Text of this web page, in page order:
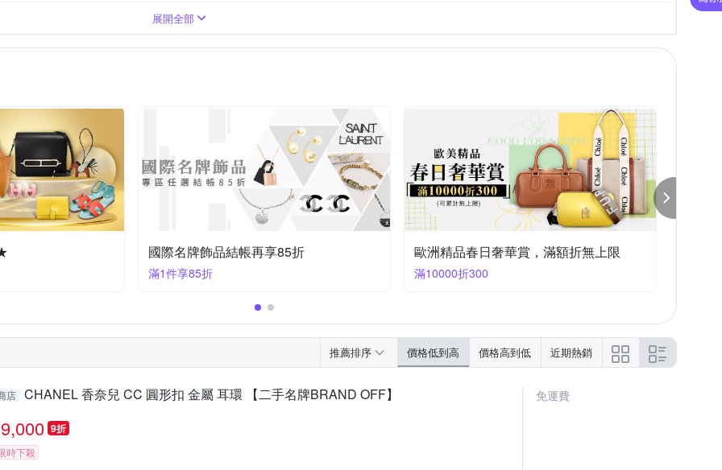
展開全部
國際名牌飾品結帳再享85折
滿1件享85折
歐洲精品春日奢華賞，滿額折無上限
滿10000折300
推薦排序 價格低到高 價格高到低 近期熱銷
店 CHANEL 香奈兒 CC 圓形扣 金屬 耳環 【二手名牌BRAND OFF】
9,000 9折
時下殺
免運費